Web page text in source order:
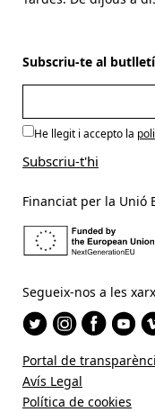
Subscriu-te al butlletí
He llegit i accepto la
Financiat per la Unió
Segueix-nos a les
Portal de
Avís Legal
Política de cookies